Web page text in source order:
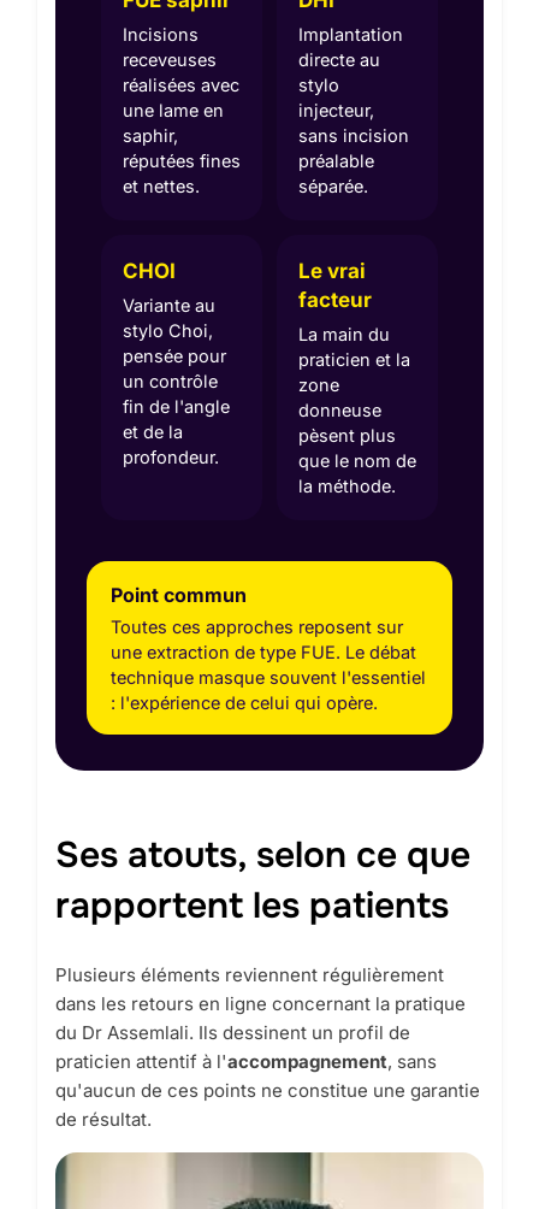
Incisions
receveuses
réalisées avec
une lame en
saphir,
réputées fines
et nettes.
Implantation
directe au
stylo
injecteur,
sans incision
préalable
séparée.
CHOI
Variante au
stylo Choi,
pensée pour
un contrôle
fin de l'angle
et de la
profondeur.
Le vrai
facteur
La main du
praticien et la
zone
donneuse
pèsent plus
que le nom de
la méthode.
Point commun
Toutes ces approches reposent sur
une extraction de type FUE. Le débat
technique masque souvent l'essentiel
: l'expérience de celui qui opère.
Ses atouts, selon ce que
rapportent les patients
Plusieurs éléments reviennent régulièrement
dans les retours en ligne concernant la pratique
du Dr Assemlali. Ils dessinent un profil de
praticien attentif à l'accompagnement, sans
qu'aucun de ces points ne constitue une garantie
de résultat.